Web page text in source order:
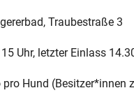
Traubestraße 3
Uhr, letzter Einlass
pro Hund (Besitzer*innen